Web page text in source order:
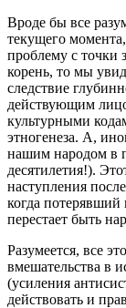
Вроде бы все
текущего
проблему с точки
корень, то мы
следствие
действующим
культурными
этногенеза. А,
нашим народом в
десятилетия!).
наступления
когда потерявший
перестает быть
Разумеется, все
вмешательства в
(усиления
действовать и